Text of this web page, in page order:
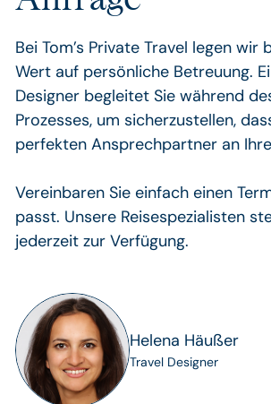
Bei Tom’s Private Travel legen wir
Wert auf persönliche Betreuung.
Designer begleitet Sie während
Prozesses, um sicherzustellen,
perfekten Ansprechpartner an
Vereinbaren Sie einfach einen
passt. Unsere Reisespezialisten
jederzeit zur Verfügung.
Helena Häußer
Travel Designer